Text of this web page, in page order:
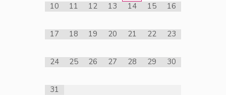
10 11 12 13 14 15 16
17 18 19 20 21 22 23
24 25 26 27 28 29 30
31